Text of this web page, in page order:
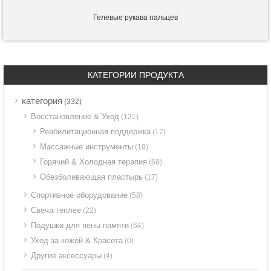
Гелевые рукава пальцев
КАТЕГОРИИ ПРОДУКТА
категория (332)
Восстановление & Уход (121)
Реабилитационная поддержка (17)
Массажные инструменты (19)
Горячий & Холодная терапия (68)
Обезболивающая пластырь (17)
Спортивное оборудование (58)
Свеча теплее (22)
Подушки для пены памяти (64)
Уход за кожей & Красота (0)
Другие аксессуары (4)